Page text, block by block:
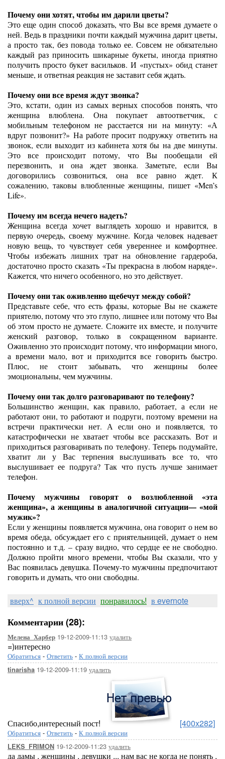
Почему они хотят, чтобы им дарили цветы?
Это еще один способ доказать, что Вы все время думаете о
ней. Ведь в праздники почти каждый мужчина дарит цветы,
а просто так, без повода только ее. Совсем не обязательно
каждый раз приносить шикарные букеты, иногда приятно
получить просто букет васильков. И «пустых» обид станет
меньше, и ответная реакция не заcтавит себя ждать.
Почему они все время ждут звонка?
Это, кстати, один из самых верных способов понять, что
женщина влюблена. Она покупает автоответчик, с
мобильным телефоном не расстается ни на минуту: «А
вдруг позвонит?» На работе просит подружку ответить на
звонок, если выходит из кабинета хотя бы на две минуты.
Это все происходит потому, что Вы пообещали ей
перезвонить, и она ждет звонка. Заметьте, если Вы
договорились созвониться, она все равно ждет. К
сожалению, таковы влюбленные женщины, пишет «Men’s
Life».
Почему им всегда нечего надеть?
Женщина всегда хочет выглядеть хорошо и нравится, в
первую очередь, своему мужчине. Когда человек надевает
новую вещь, то чувствует себя увереннее и комфортнее.
Чтобы избежать лишних трат на обновление гардероба,
достаточно просто сказать «Ты прекрасна в любом наряде».
Кажется, что ничего особенного, но это действует.
Почему они так оживленно щебечут между собой?
Представьте себе, что есть фразы, которые Вы не скажете
приятелю, потому что это глупо, лишнее или потому что Вы
об этом просто не думаете. Сложите их вместе, и получите
женский разговор, только в сокращенном варианте.
Оживленно это происходит потому, что информации много,
а времени мало, вот и приходится все говорить быстро.
Плюс, не стоит забывать, что женщины более
эмоциональны, чем мужчины.
Почему они так долго разговаривают по телефону?
Большинство женщин, как правило, работает, а если не
работают они, то работают и подруги, поэтому времени на
встречи практически нет. А если оно и появляется, то
катастрофически не хватает чтобы все рассказать. Вот и
приходиться разговаривать по телефону. Теперь подумайте,
хватит ли у Вас терпения выслушивать все то, что
выслушивает ее подруга? Так что пусть лучше занимает
телефон.
Почему мужчины говорят о возлюбленной «эта
женщина», а женщины в аналогичной ситуации— «мой
мужик»?
Если у женщины появляется мужчина, она говорит о нем во
время обеда, обсуждает его с приятельницей, думает о нем
постоянно и т.д. – сразу видно, что сердце ее не свободно.
Должно пройти много времени, чтобы Вы сказали, что у
Вас появилaсь девушка. Почему-то мужчины предпочитают
говорить и думать, что они свободны.
вверх^ к полной версии понравилось! в evernote
Комментарии (28):
Мелена_Харбер 19-12-2009-11:13 удалить
=)интересно
Обратиться - Ответить - К полной версии
tinarisha 19-12-2009-11:19 удалить
Спасибо,интересный пост! [400x282]
Обратиться - Ответить - К полной версии
LEKS_FRIMON 19-12-2009-11:23 удалить
да дамы , женщины , девушки ... нам вас не когда не понять ,